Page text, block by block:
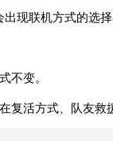
现联机方式的选
不变。
复活方式、队友救